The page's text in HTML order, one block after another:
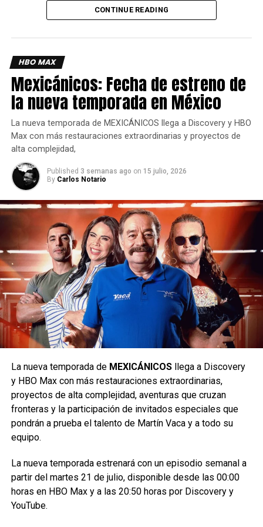
Moreau asumiendo el cargo de productora.
nuevas generaciones con una frescura desbordante.
Esta serie animada adopta una estética inspirada en el
anime y un tono de comedia romántica que equilibra
perfectamente la acción superheroica con la vida
cotidiana.
Al centrarse en los primeros días de un Clark Kent
adorable y en aprendizaje, junto a una intrépida Lois Lane y
un leal Jimmy Olsen, el show recupera el corazón, el
optimismo y la luz del personaje, demostrando por qué
Superman sigue siendo elhéroe más inspirador y
necesario del mundo.
Siguenos en todas nuestras redes sociales
para estar
enterado de lo más atractivo del mundo geek, además
suscríbete a nuestro canal de
Youtube y podcast
comments
RELATED TOPICS:
Como parte de la celebración por los 25 años de [adult
swim], el primer especial, Robot Chicken Adult Swim
Reunirá a personajes icónicos de series como Smiling
Friends y Aqua Teen Hunger Force en una sátira
ambientada a bordo de un crucero.
Dando continuidad a más de dos décadas de historia de
personajes más emblemáticos de Cartoon Network.
Y celebrará el 35.º aniversario del canal que dio origen a
algunas de las animaciones más queridas por varias
CONTINUE READING
HBO MAX
Mexicánicos: Fecha de estreno de
la nueva temporada en México
La nueva temporada de MEXICÁNICOS llega a Discovery y HBO
Max con más restauraciones extraordinarias y proyectos de
alta complejidad,
Published 3 semanas ago on 15 julio, 2026
By Carlos Notario
La nueva temporada de MEXICÁNICOSllega a Discovery
y HBO Max con más restauraciones extraordinarias,
proyectos de alta complejidad, aventuras que cruzan
fronteras y la participación de invitados especiales que
pondrán a prueba el talento de Martín Vaca y a todo su
equipo.
La nueva temporada estrenará con un episodio semanal a
partir del martes 21 de julio, disponible desde las 00:00
horas en HBO Max y a las 20:50 horas por Discovery y
YouTube.